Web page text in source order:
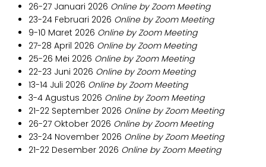
26-27 Januari 2026 Online by Zoom Meeting
23-24 Februari 2026 Online by Zoom Meeting
9-10 Maret 2026 Online by Zoom Meeting
27-28 April 2026 Online by Zoom Meeting
25-26 Mei 2026 Online by Zoom Meeting
22-23 Juni 2026 Online by Zoom Meeting
13-14 Juli 2026 Online by Zoom Meeting
3-4 Agustus 2026 Online by Zoom Meeting
21-22 September 2026 Online by Zoom Meeting
26-27 Oktober 2026 Online by Zoom Meeting
23-24 November 2026 Online by Zoom Meeting
21-22 Desember 2026 Online by Zoom Meeting